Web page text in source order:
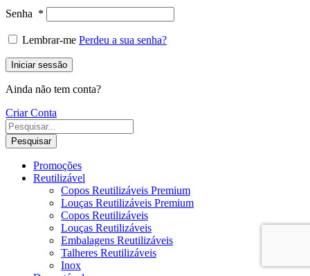
Senha *
Lembrar-me Perdeu a sua senha?
Iniciar sessão
Ainda não tem conta?
Criar Conta
Pesquisar
Promoções
Reutilizável
Copos Reutilizáveis Premium
Louças Reutilizáveis Premium
Copos Reutilizáveis
Louças Reutilizáveis
Embalagens Reutilizáveis
Talheres Reutilizáveis
Inox